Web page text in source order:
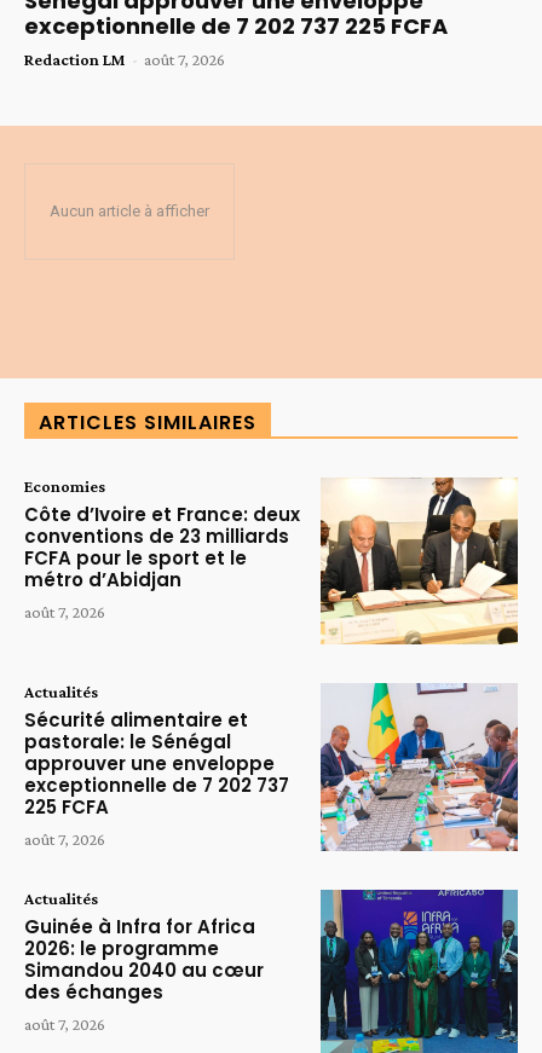
exceptionnelle de 7 202 737 225 FCFA
Redaction LM - août 7, 2026
Aucun article à afficher
ARTICLES SIMILAIRES
Economies
Côte d’Ivoire et France: deux
conventions de 23 milliards
FCFA pour le sport et le
métro d’Abidjan
août 7, 2026
Actualités
Sécurité alimentaire et
pastorale: le Sénégal
approuver une enveloppe
exceptionnelle de 7 202 737
225 FCFA
août 7, 2026
Actualités
Guinée à Infra for Africa
2026: le programme
Simandou 2040 au cœur
des échanges
août 7, 2026